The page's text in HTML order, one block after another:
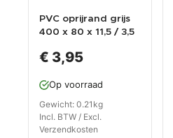
PVC oprijrand grijs
400 x 80 x 11,5 / 3,5
1815 typ 1
€ 3,95
Op voorraad
Gewicht: 0.21kg
Incl. BTW / Excl.
Verzendkosten